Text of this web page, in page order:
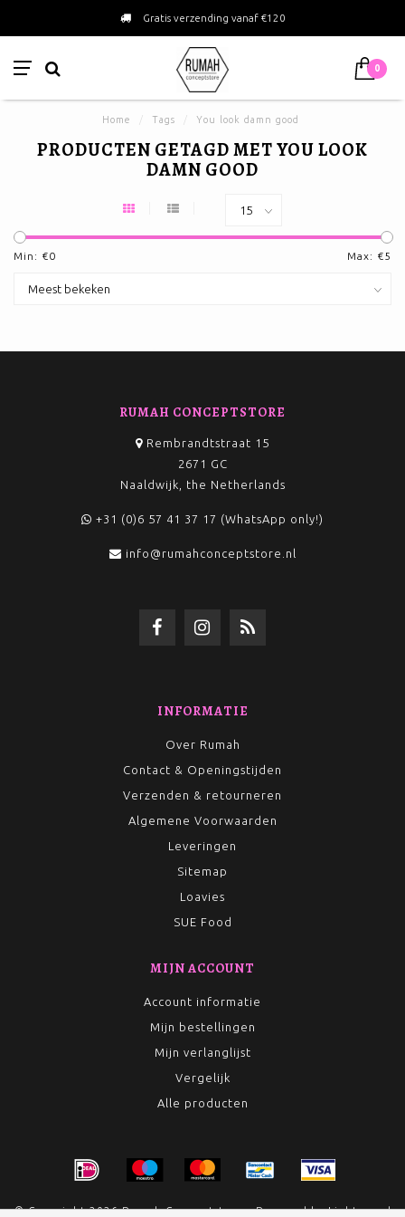
Gratis verzending vanaf €120
0
Home Tags You look damn good
PRODUCTEN GETAGD MET YOU LOOK
DAMN GOOD
Min: €0 Max: €5
RUMAH CONCEPTSTORE
Rembrandtstraat 15
2671 GC
Naaldwijk, the Netherlands
+31 (0)6 57 41 37 17 (WhatsApp only!)
info@rumahconceptstore.nl
INFORMATIE
Over Rumah
Contact & Openingstijden
Verzenden & retourneren
Algemene Voorwaarden
Leveringen
Sitemap
Loavies
SUE Food
MIJN ACCOUNT
Account informatie
Mijn bestellingen
Mijn verlanglijst
Vergelijk
Alle producten
© Copyright 2026 Rumah Conceptstore - Powered byLightspeed